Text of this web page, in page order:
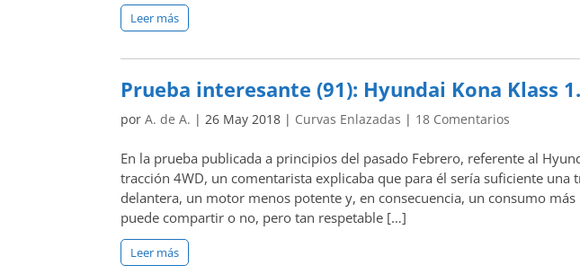
Leer más
Prueba interesante (91): Hyundai Kona Klass
porA. de A. | 26 May 2018 | Curvas Enlazadas | 18 Comentarios
En la prueba publicada a principios del pasado Febrero, referente al
tracción 4WD, un comentarista explicaba que para él sería suficiente una
delantera, un motor menos potente y, en consecuencia, un consumo
puede compartir o no, pero tan respetable […]
Leer más